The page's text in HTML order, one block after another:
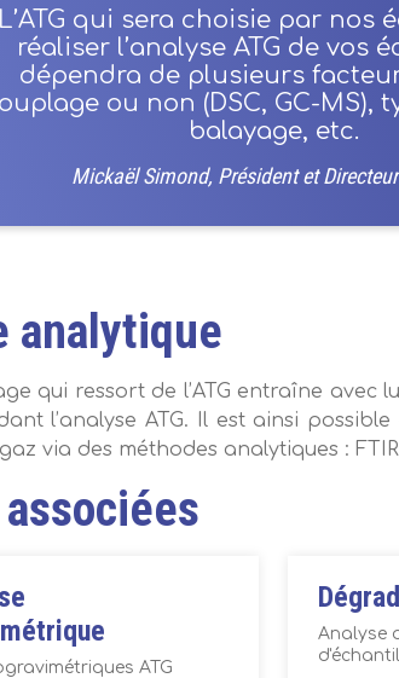
L’ATG qui sera choisie par nos
réaliser l’analyse ATG de vos
dépendra de plusieurs
ou non (DSC, GC-MS),
balayage, etc.
Mickaël Simond, Président et
analytique
qui ressort de l’ATG entraîne avec
l’analyse ATG. Il est ainsi
via des méthodes analytiques :
ATG
Analyse